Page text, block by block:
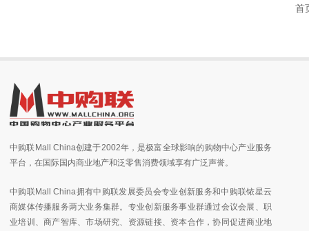
首
中购联Mall China创建于2002年，是极富全球影响的购物中心产业服务
平台，在国际国内商业地产和泛零售消费领域享有广泛声誉。
中购联Mall China拥有中购联发展委员会专业创新服务和中购联铱星云
商媒体传播服务两大业务集群。专业创新服务事业群通过会议会展、职
业培训、商产智库、市场研究、资源链接、资本合作，协同促进商业地